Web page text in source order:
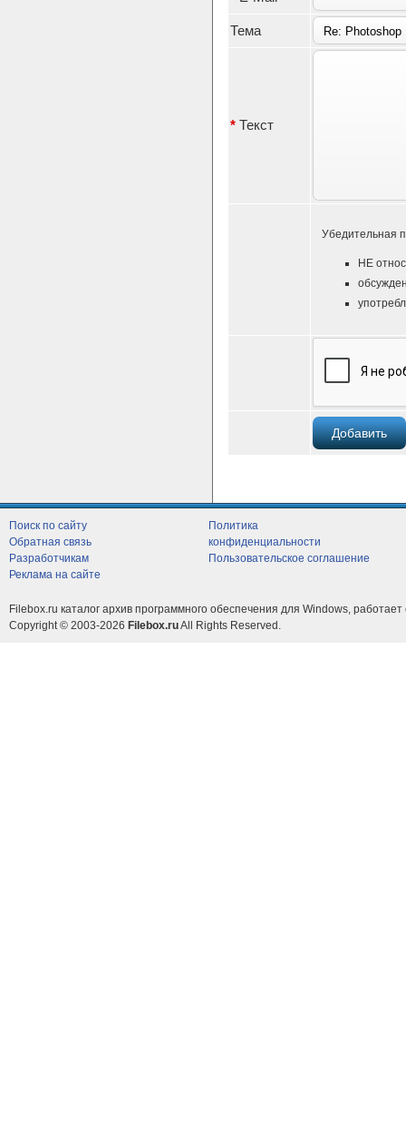
Тема
* Текст
Убедительная
НЕ
Поиск по сайту
Обратная связь
Разработчикам
Реклама на сайте
Политика
конфиденциальности
Пользовательское соглашение
Filebox.ru каталог архив программного обеспечения для Windows, работает
Copyright © 2003-2026 Filebox.ruAll Rights Reserved.